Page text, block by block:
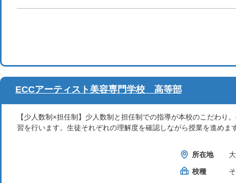
ECCアーティスト美容専門学校 高等部
【少人数制×担任制】少人数制と担任制での指導が本校のこだわ
習を行います。生徒それぞれの理解度を確認しながら授業を進め
所在地
校種